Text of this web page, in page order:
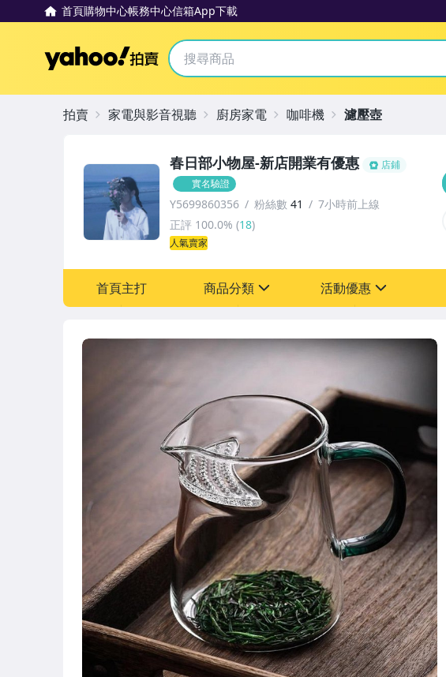
首頁購物中心帳務中心信箱App下載
Yahoo拍賣
春日部小物屋-新店開業有優惠
店鋪
實名驗證
Y5699860356 粉絲數 41
7小時前上線
正評 100.0% (18)
人氣賣家
首頁主打 商品分類 活動優惠
拍賣 家電與影音視聽 廚房家電 咖啡機 濾壓壺